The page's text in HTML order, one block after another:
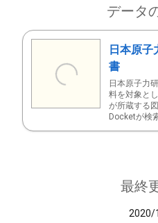
データ
日本原子
書
日本原子力
料を対象と
が所蔵する図
Docketが検
最終
2020/